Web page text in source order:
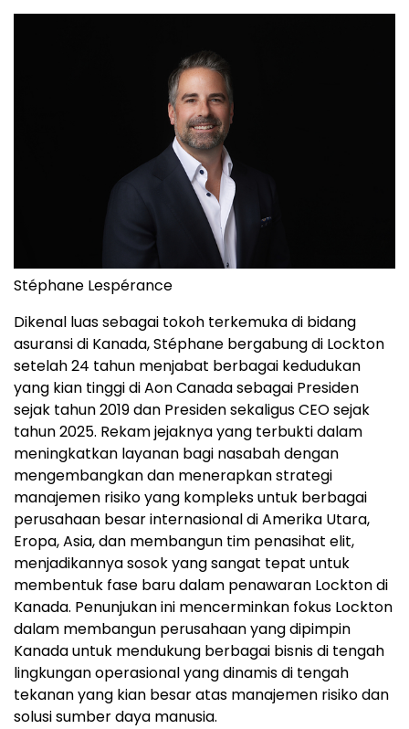
Stéphane Lespérance
Dikenal luas sebagai tokoh terkemuka di bidang
asuransi di Kanada, Stéphane bergabung di Lockton
setelah 24 tahun menjabat berbagai kedudukan
yang kian tinggi di Aon Canada sebagai Presiden
sejak tahun 2019 dan Presiden sekaligus CEO sejak
tahun 2025. Rekam jejaknya yang terbukti dalam
meningkatkan layanan bagi nasabah dengan
mengembangkan dan menerapkan strategi
manajemen risiko yang kompleks untuk berbagai
perusahaan besar internasional di Amerika Utara,
Eropa, Asia, dan membangun tim penasihat elit,
menjadikannya sosok yang sangat tepat untuk
membentuk fase baru dalam penawaran Lockton di
Kanada. Penunjukan ini mencerminkan fokus Lockton
dalam membangun perusahaan yang dipimpin
Kanada untuk mendukung berbagai bisnis di tengah
lingkungan operasional yang dinamis di tengah
tekanan yang kian besar atas manajemen risiko dan
solusi sumber daya manusia.